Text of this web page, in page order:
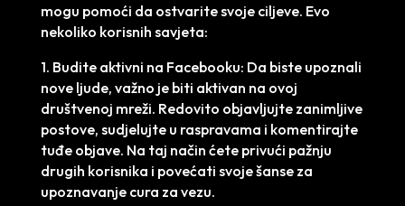
mogu pomoći da ostvarite svoje ciljeve. Evo
nekoliko korisnih savjeta:
1. Budite aktivni na Facebooku: Da biste upoznali
nove ljude, važno je biti aktivan na ovoj
društvenoj mreži. Redovito objavljujte zanimljive
postove, sudjelujte u raspravama i komentirajte
tuđe objave. Na taj način ćete privući pažnju
drugih korisnika i povećati svoje šanse za
upoznavanje cura za vezu.